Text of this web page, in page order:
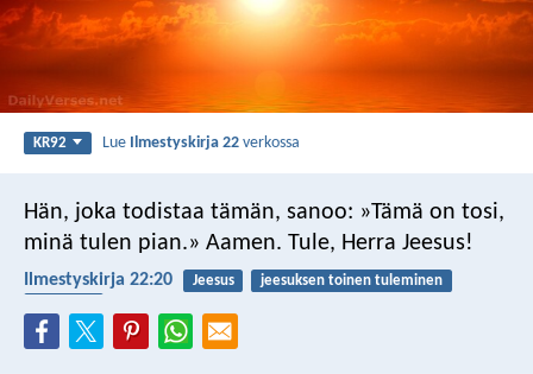
KR92 Lue Ilmestyskirja 22 verkossa
Hän, joka todistaa tämän, sanoo: »Tämä on tosi,
minä tulen pian.» Aamen. Tule, Herra Jeesus!
Ilmestyskirja 22:20 Jeesus
jeesuksen toinen tuleminen